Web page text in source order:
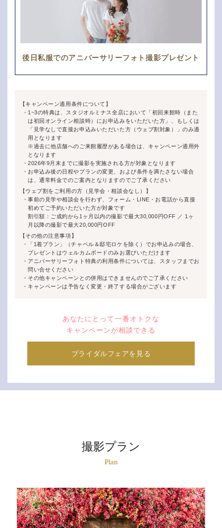
後日私服でのアニバーサリーフォト撮影プレゼント
【キャンペーン適用条件について】
1~3の特典は、スタジオルミナス全店において「初回来館時（また
は初回オンライン相談時）にお申込みをいただいた方」、もしくは
「見学なしで直接お申込みいただいた方（ウェブ割対象）」のみ適
用となります
※過去に他店舗へのご来館履歴がある場合は、キャンペーン適用外
となります
2026年9月末までに撮影を実施される方が対象となります
お申込み後の日程やプランの変更、および条件を満たさない場合
は、通常料金でのご案内となりますのでご了承ください
【ウェブ割をご利用の方（見学会・相談会なし）】
事前の見学や相談会を行わず、フォーム・LINE・お電話から直接
初めてご予約いただいた方が対象です
割引額：ご成約から1ヶ月以内の撮影で最大30,000円OFF ／ 1ヶ
月以降の撮影で最大20,000円OFF
【その他の注意事項】
「1着プラン」（チャペル＆邸宅ロケを除く）でお申込みの場合、
プレゼントはウェルカムボードのみお選びいただけます
アニバーサリーフォト特典の利用条件については、スタッフまでお
問い合せください
その他キャンペーンとの併用はできませんのでご了承ください
キャンペーンは予告なく変更・終了する場合がございます
あなたにとって一番オトクな
キャンペーンが相談できる
ブライダルフェアを見る
撮影プラン
Plan